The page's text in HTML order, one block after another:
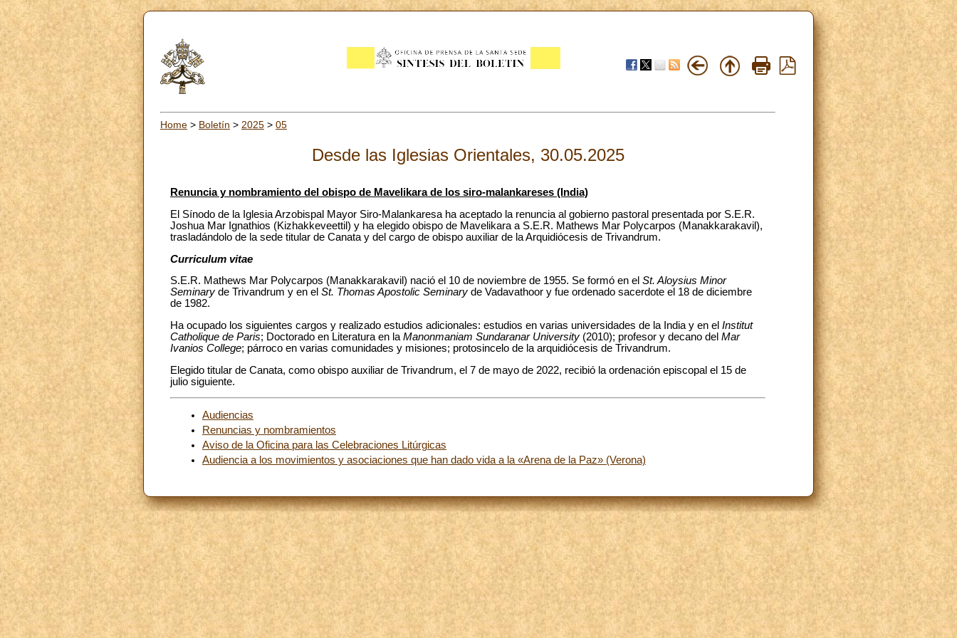
Home > Boletín > 2025 > 05
Desde las Iglesias Orientales, 30.05.2025
Renuncia y nombramiento del obispo de Mavelikara de los siro-malankareses (India)
El Sínodo de la Iglesia Arzobispal Mayor Siro-Malankaresa ha aceptado la renuncia al gobierno pastoral presentada por S.E.R.
Joshua Mar Ignathios (Kizhakkeveettil) y ha elegido obispo de Mavelikara a S.E.R. Mathews Mar Polycarpos (Manakkarakavil),
trasladándolo de la sede titular de Canata y del cargo de obispo auxiliar de la Arquidiócesis de Trivandrum.
Curriculum vitae
S.E.R. Mathews Mar Polycarpos (Manakkarakavil) nació el 10 de noviembre de 1955. Se formó en el St. Aloysius Minor
Seminary de Trivandrum y en el St. Thomas Apostolic Seminary de Vadavathoor y fue ordenado sacerdote el 18 de diciembre
de 1982.
Ha ocupado los siguientes cargos y realizado estudios adicionales: estudios en varias universidades de la India y en el Institut
Catholique de Paris; Doctorado en Literatura en la Manonmaniam Sundaranar University (2010); profesor y decano del Mar
Ivanios College; párroco en varias comunidades y misiones; protosincelo de la arquidiócesis de Trivandrum.
Elegido titular de Canata, como obispo auxiliar de Trivandrum, el 7 de mayo de 2022, recibió la ordenación episcopal el 15 de
julio siguiente.
Audiencias
Renuncias y nombramientos
Aviso de la Oficina para las Celebraciones Litúrgicas
Audiencia a los movimientos y asociaciones que han dado vida a la «Arena de la Paz» (Verona)